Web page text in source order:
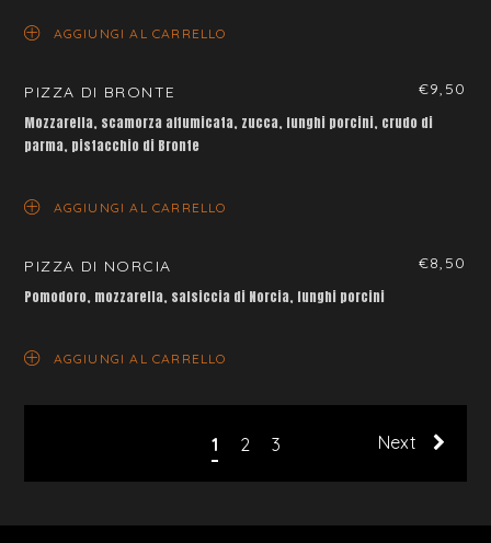
AGGIUNGI AL CARRELLO
PIZZA DI BRONTE €9,50
Mozzarella, scamorza affumicata, zucca, funghi porcini, crudo di
parma, pistacchio di Bronte
AGGIUNGI AL CARRELLO
PIZZA DI NORCIA €8,50
Pomodoro, mozzarella, salsiccia di Norcia, funghi porcini
AGGIUNGI AL CARRELLO
1 2 3 Next